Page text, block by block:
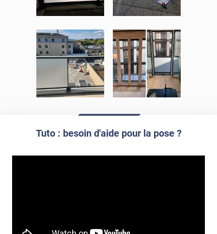
*****
Il y a 1165 jours
Déçue malgré l'échange avec le technicien suite à défaut
l'ai fais savoir en retour de mail et aucune proposition ne
m'a été faite pour me rembourser ou me renvoyer les films
imposables!!!!
Il y a 1823 jours
Pas reçu commande ; dans l'attente de vos nouvelles
Tuto : besoin d'aide pour la pose ?